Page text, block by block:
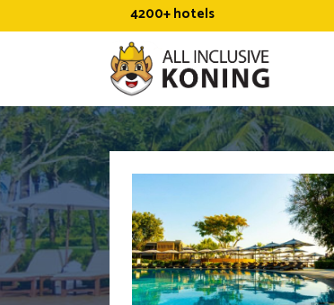
naar
4200+ hotels